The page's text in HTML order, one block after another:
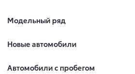
Модельный ряд
Новые автомобили
Автомобили с пробегом